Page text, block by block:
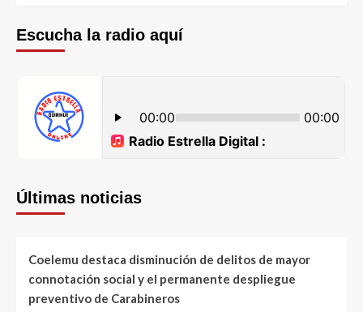
Escucha la radio aquí
Últimas noticias
Coelemu destaca disminución de delitos de mayor
connotación social y el permanente despliegue
preventivo de Carabineros